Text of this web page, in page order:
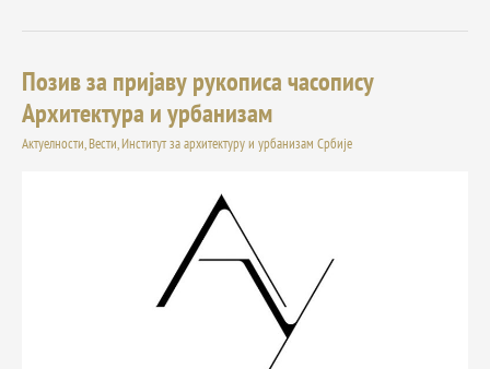
Позив за пријаву рукописа часопису
Архитектура и урбанизам
Актуелности,Вести,Институт за архитектуру и урбанизам Србије
Позив
за
пријаву
рукописа